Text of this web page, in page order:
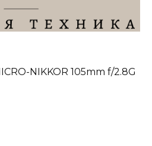
NIKKOR 105mm f/2.8G